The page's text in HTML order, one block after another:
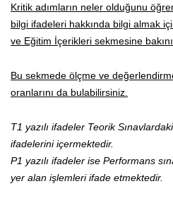
Kritik adımların neler olduğunu
bilgi ifadeleri hakkında bilgi almak
ve Eğitim İçerikleri sekmesine
Bu sekmede ölçme ve
oranlarını da bulabilirsiniz.
T1 yazılı ifadeler Teorik
ifadelerini içermektedir.
P1 yazılı ifadeler ise Performans
yer alan işlemleri ifade etmektedir.